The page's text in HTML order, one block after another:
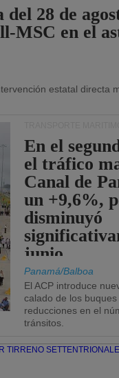
del 28 de
MSC en el
estatal directa
En el
el tráfico
Canal de
un +9,6%,
disminuyó
junio.
Panamá/Balboa
El ACP introduce
calado de los
reducciones en el
tránsitos.